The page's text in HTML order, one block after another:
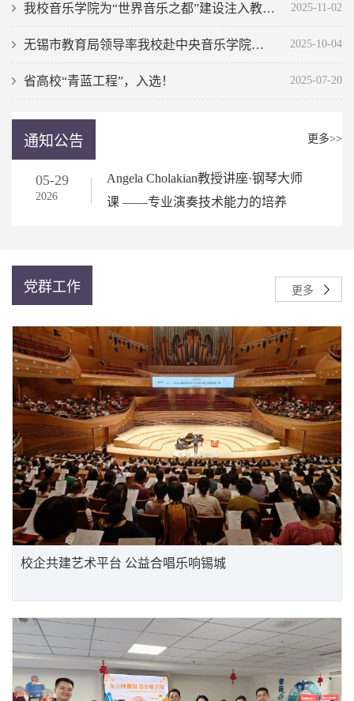
我校音乐学院为“世界音乐之都”建设注入教育动能 2025-11-02
无锡市教育局领导率我校赴中央音乐学院调研交流 2025-10-04
省高校“青蓝工程”，入选！ 2025-07-20
通知公告 更多>>
05-29
2026
Angela Cholakian教授讲座·钢琴大师
课 ——专业演奏技术能力的培养
党群工作 更多
校企共建艺术平台 公益合唱乐响锡城